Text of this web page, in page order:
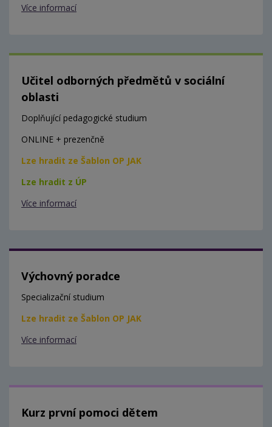
Více informací
Učitel odborných předmětů v sociální
oblasti
Doplňující pedagogické studium
ONLINE + prezenčně
Lze hradit ze Šablon OP JAK
Lze hradit z ÚP
Více informací
Výchovný poradce
Specializační studium
Lze hradit ze Šablon OP JAK
Více informací
Kurz první pomoci dětem